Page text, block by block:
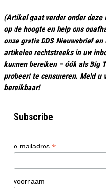
(Artikel gaat verder onder deze
op de hoogte en help ons
onze gratis DDS Nieuwsbrief
artikelen rechtstreeks in uw
kunnen bereiken – óók als Big
probeert te censureren. Meld u
bereikbaar!
Subscribe
e-mailadres *
voornaam